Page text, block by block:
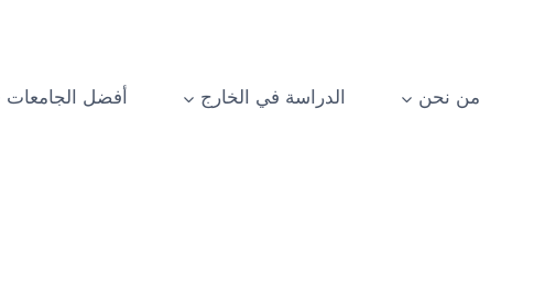
من نحن الدراسة في الخارج أفضل الجامعات